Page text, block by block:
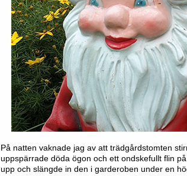
På natten vaknade jag av att trädgårdstomten
uppspärrade döda ögon och ett ondskefullt flin
upp och slängde in den i garderoben under en